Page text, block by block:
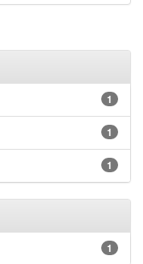
1
1
1
1